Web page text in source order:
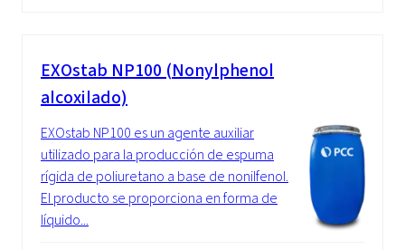
EXOstab NP100 (Nonylphenol
alcoxilado)
EXOstab NP100 es un agente auxiliar
utilizado para la producción de espuma
rígida de poliuretano a base de nonilfenol.
El producto se proporciona en forma de
líquido...